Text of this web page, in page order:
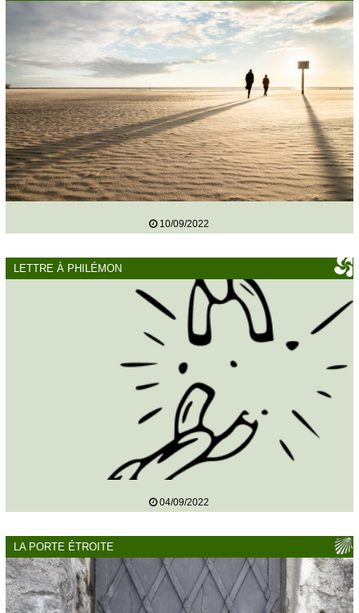
10/09/2022
LETTRE À PHILÉMON
04/09/2022
LA PORTE ÉTROITE